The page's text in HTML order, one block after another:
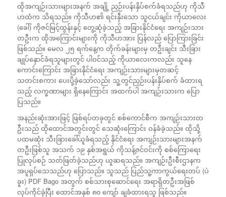
ထိုအကျဉ်းသားများအနက် အချို့ ညှဉ်းပန်းနှိပ်စက်ခံရသည်ဟု ကိုသီ
ဟထံက သိရသည်။ ကိုသီဟ၏ ရင်းနှီးသော သူငယ်ချင်း ကိုယာလေး
(ခေါ်) ကိုဇင်မြင့်ထွန်းနှင့် တွေ့ဆုံခဲ့သည့် အခြားနိုင်ငံရေး အကျဉ်းသား
တဦးက ထိုအကြောင်းများကို ကိုသီဟအား ပြန်လည် ပြောကြားခြင်း
ဖြစ်သည်။ မေလ ၂၅ ရက်နေ့က တိုက်ခန်းများမှ တဦးချင်း သီးခြား
ချုပ်နှောင်ခံရသူများတွင် ပါဝင်သည့် ကိုယာလေးကလည်း သူနေ
ကောင်းကြောင်း အခြားနိုင်ငံရေး အကျဉ်းသားများမှတဆင့်
သတင်းစကား ပေးပို့ခဲ့သော်လည်း သူ့တွင်ညှဉ်းပန်းနှိပ်စက် ခံထားရ
သည့် လက္ခဏာများ ရှိနေကြောင်း အထက်ပါ အကျဉ်းသားက ပြော
ပြသည်။
အနည်းဆုံးအားဖြင့် ဖြစ်ရပ်တခုတွင် စစ်ကောင်စီက အကျဉ်းသားတ
ဦးသည် ထိုထောင်အတွင်းတွင် သေဆုံးကြောင်း ဝန်ခံခဲ့သည်။ ထိုသို့
ပထမဆုံး သီးခြားခေါ်ယူခံရသည့် နိုင်ငံရေး အကျဉ်းသားများအနက်
တဦးဖြစ်သူ အသက် ၁၉ နှစ်အရွယ် ကိုသန့်ဇင်ဝင်းကို စစ်ကြောရေး
ပြုလုပ်စဉ် သတ်ဖြတ်ခဲ့သည်ဟု ယူဆရသည်။ အကျဉ်းဦးစီးဌာနက
အပူရှပ်သေသည်ဟု ပြောသည်။ သူသည် ပြည်သူ့ကာကွယ်ရေးတပ် (ပဲ
ခူး) PDF Bago အတွက် စစ်သားစုဆောင်ရေး အရာရှိတဦးအဖြစ်
လုပ်ကိုင်ခဲ့ပြီး ထောင်အနှစ် ၈၀ ကျော် ချခံထားရသူ ဖြစ်သည်။